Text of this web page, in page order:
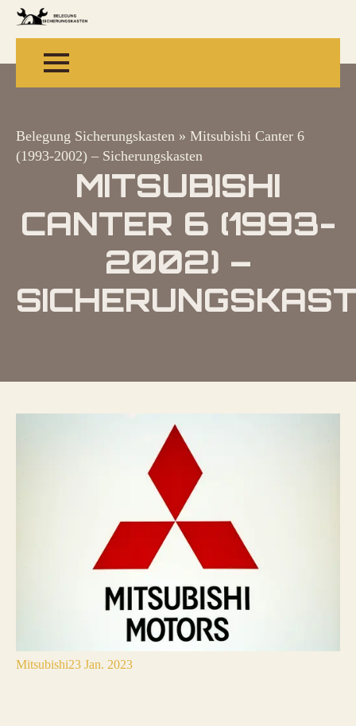
Belegung Sicherungskasten » Mitsubishi Canter 6
(1993-2002) – Sicherungskasten
MITSUBISHI
CANTER 6 (1993-
2002) –
Mitsubishi23 Jan. 2023